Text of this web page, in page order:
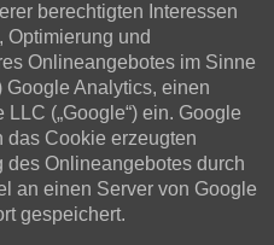
berechtigten Interessen
Optimierung und
Onlineangebotes im Sinne
Google Analytics, einen
(„Google“) ein. Google
das Cookie erzeugten
des Onlineangebotes durch
an einen Server von Google
gespeichert.